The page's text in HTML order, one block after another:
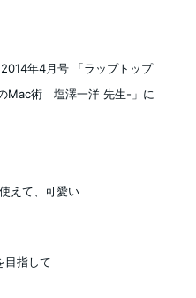
年4月号 「ラップトップ
Mac術 塩澤一洋 先生-」に
えて、可愛い
目指して